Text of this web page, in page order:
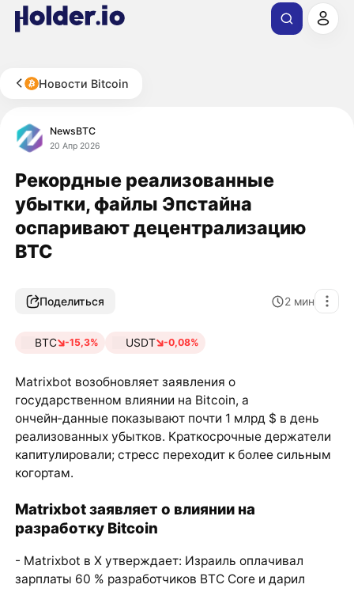
Новости Bitcoin
NewsBTC
20 Апр 2026
Рекордные реализованные
убытки, файлы Эпстайна
оспаривают децентрализацию
BTC
Поделиться 2 мин
BTC -15,3% USDT -0,08%
Matrixbot возобновляет заявления о
государственном влиянии на Bitcoin, а
ончейн‑данные показывают почти 1 млрд $ в день
реализованных убытков. Краткосрочные держатели
капитулировали; стресс переходит к более сильным
когортам.
Matrixbot заявляет о влиянии на
разработку Bitcoin
- Matrixbot в X утверждает: Израиль оплачивал
зарплаты 60 % разработчиков BTC Core и дарил